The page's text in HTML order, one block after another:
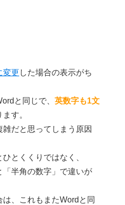
変更 した場合の表示がち
と同じで、 英数字も1文
す。
だと思ってしまう原因
ひとくくりではなく、
「半角の数字」で違いが
は、これもまたWordと同